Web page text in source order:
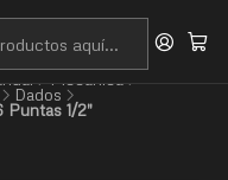
Dados
Puntas 1/2"